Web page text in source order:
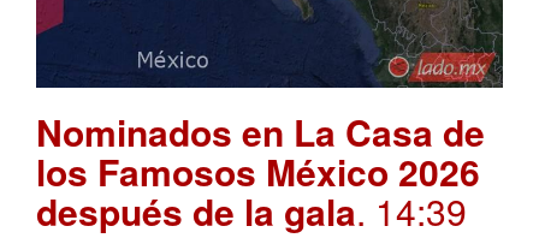
Nominados en La Casa de
los Famosos México 2026
después de la gala. 14:39